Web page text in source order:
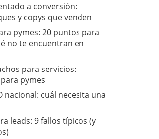
a conversión:
y copys que venden
pymes: 20 puntos para
no te encuentran en
para servicios:
pymes
nacional: cuál necesita una
leads: 9 fallos típicos (y